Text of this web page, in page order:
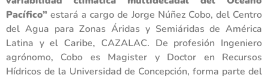
Pacífico” estará a cargo de Jorge Núñez Cobo, del Centro
del Agua para Zonas Áridas y Semiáridas de América
Latina y el Caribe, CAZALAC. De profesión Ingeniero
agrónomo, Cobo es Magister y Doctor en Recursos
Hídricos de la Universidad de Concepción, forma parte del